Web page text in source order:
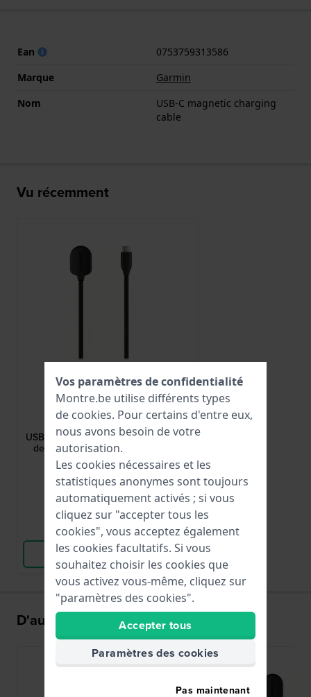
Ean
0753759313586
Marque
Garmin
Nom
USB-C magnetic charging
cable
Vu récemment
Garmin
010-13225-14
USB-C magnetic charging cable Câble
de chargement pour MARQ Gen 2
Series
24,99 €
● En stock
Comparer
Voir les produits
D'autres ont également acheté
Vos paramètres de confidentialité
Montre.be utilise différents types
de cookies. Pour certains d'entre eux,
nous avons besoin de votre
autorisation.
Les cookies nécessaires et les
statistiques anonymes sont toujours
automatiquement activés ; si vous
cliquez sur "accepter tous les
cookies", vous acceptez également
les cookies facultatifs. Si vous
souhaitez choisir les cookies que
vous activez vous-même, cliquez sur
"paramètres des cookies".
Accepter tous
Paramètres des cookies
Pas maintenant